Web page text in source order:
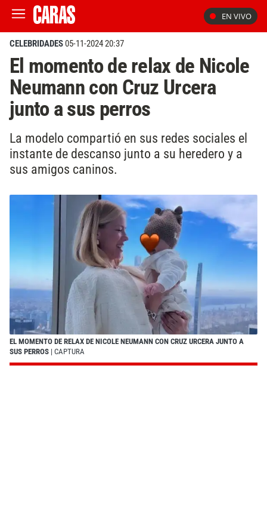
EN VIVO
CELEBRIDADES05-11-2024 20:37
El momento de relax de Nicole
Neumann con Cruz Urcera
junto a sus perros
La modelo compartió en sus redes sociales el
instante de descanso junto a su heredero y a
sus amigos caninos.
EL MOMENTO DE RELAX DE NICOLE NEUMANN CON CRUZ URCERA JUNTO A
SUS PERROS | CAPTURA